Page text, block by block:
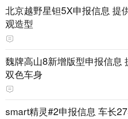
北京越野星钽5X申报信息 提
观造型
魏牌高山8新增版型申报信息
双色车身
smart精灵#2申报信息 车长